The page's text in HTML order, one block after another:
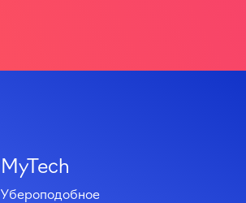
MyTech
Убероподобное